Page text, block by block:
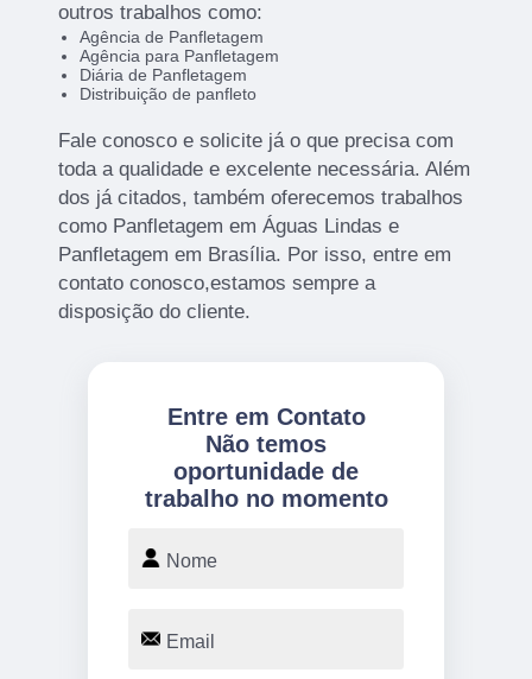
outros trabalhos como:
Agência de Panfletagem
Agência para Panfletagem
Diária de Panfletagem
Distribuição de panfleto
Fale conosco e solicite já o que precisa com
toda a qualidade e excelente necessária. Além
dos já citados, também oferecemos trabalhos
como Panfletagem em Águas Lindas e
Panfletagem em Brasília. Por isso, entre em
contato conosco,estamos sempre a
disposição do cliente.
Entre em Contato
Não temos
oportunidade de
trabalho no momento